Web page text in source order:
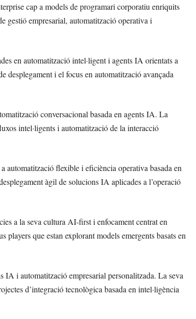
cap a models de programari corporatiu enriquits
gestió empresarial, automatització operativa i
en automatització intel·ligent i agents IA orientats a
desplegament i el focus en automatització avançada
conversacional basada en agents IA. La
intel·ligents i automatització de la interacció
automatització flexible i eficiència operativa basada en
àgil de solucions IA aplicades a l’operació
a la seva cultura AI-first i enfocament centrat en
que estan explorant models emergents basats en
i automatització empresarial personalitzada. La seva
d’integració tecnològica basada en intel·ligència